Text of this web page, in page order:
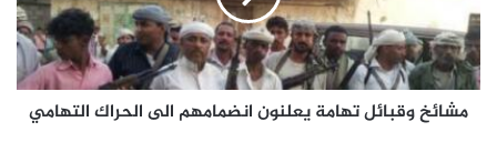
مشائخ وقبائل تهامة يعلنون انضمامهم الى الحراك التهامي